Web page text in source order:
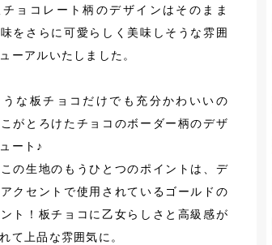
ョコレート柄のデザインはそのまま
をさらに可愛らしく美味しそうな雰囲
ーアルいたしました。
うな板チョコだけでも充分かわいいの
がとろけたチョコのボーダー柄のデザ
ート♪
の生地のもうひとつのポイントは、デ
クセントで使用されているゴールドの
ト！板チョコに乙女らしさと高級感が
て上品な雰囲気に。